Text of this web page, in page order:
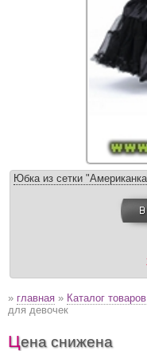
Юбка из сетки
» главная » Каталог товаров
для девочек
Цена снижена